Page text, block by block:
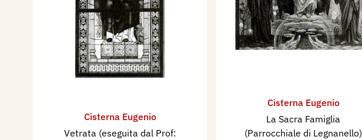
Cisterna Eugenio
Vetrata (eseguita dal Prof:
Cisterna Eugenio
La Sacra Famiglia
(Parrocchiale di Legnanello)